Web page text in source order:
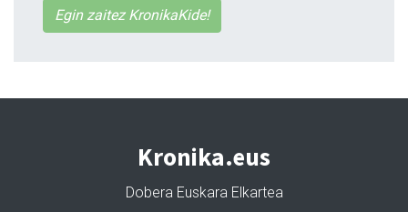
Egin zaitez KronikaKide!
Kronika.eus
Dobera Euskara Elkartea